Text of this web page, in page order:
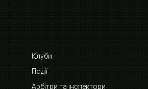
Клуби
Події
Арбітри та інспектори